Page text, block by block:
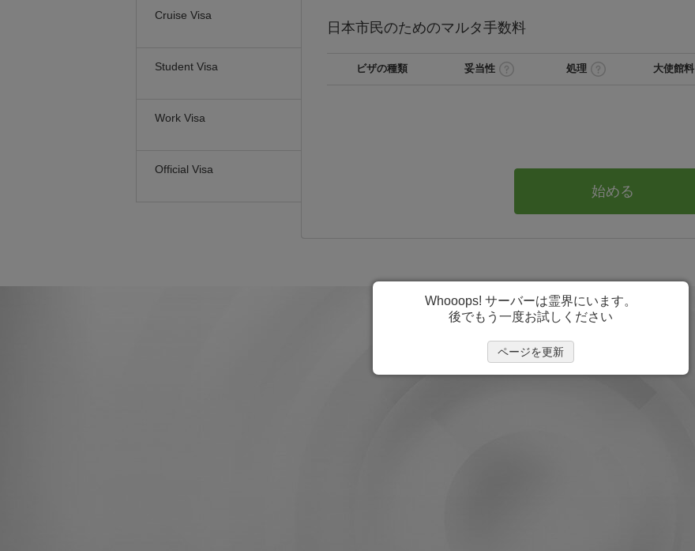
Cruise Visa
Student Visa
Work Visa
Official Visa
日本市民のためのマルタ手数料
ビザの種類 妥当性 処理 大使館料
始める
Whooops! サーバーは霊界にいます。
後でもう一度お試しください
ページを更新